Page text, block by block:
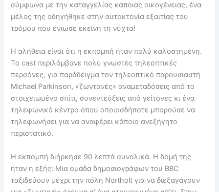
σύμφωνα με την καταγγελίας κάποιας οικογένειας, ένα
μέλος της οδηγήθηκε στην αυτοκτονία εξαιτίας του
τρόμου που ένιωσε εκείνη τη νύχτα!
Η αλήθεια είναι ότι η εκπομπή ήταν πολύ καλοστημένη.
Tο cast περιλάμβανε πολύ γνωστές τηλεοπτικές
περσόνες, για παράδειγμα τον τηλεοπτικό παρουσιαστή
Michael Parkinson, «ζωντανές» αναμεταδόσεις από το
στοιχειωμένο σπίτι, συνεντεύξεις από γείτονες κι ένα
τηλεφωνικό κέντρο όπου οποιοσδήποτε μπορούσε να
τηλεφωνήσει για να αναφέρει κάποιο ανεξήγητο
περιστατικό.
Η εκπομπή διήρκησε 90 λεπτά συνολικά. Η δομή της
ήταν η εξής: Μια ομάδα δημοσιογράφων του BBC
ταξιδεύουν μέχρι την πόλη Northolt για να διεξαγάγουν